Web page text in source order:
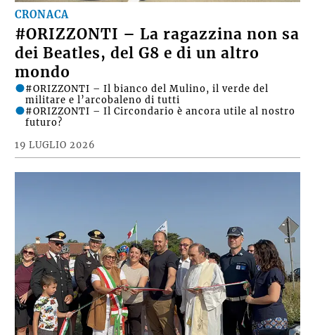
CRONACA
#ORIZZONTI – La ragazzina non sa
dei Beatles, del G8 e di un altro
mondo
19 LUGLIO 2026
#ORIZZONTI – Il bianco del Mulino, il verde del
militare e l’arcobaleno di tutti
#ORIZZONTI – Il Circondario è ancora utile al nostro
futuro?